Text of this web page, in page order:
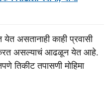
असतानाही काही प्रवासी
असल्याचं आढळून येत आहे.
तिकीट तपासणी मोहिमा